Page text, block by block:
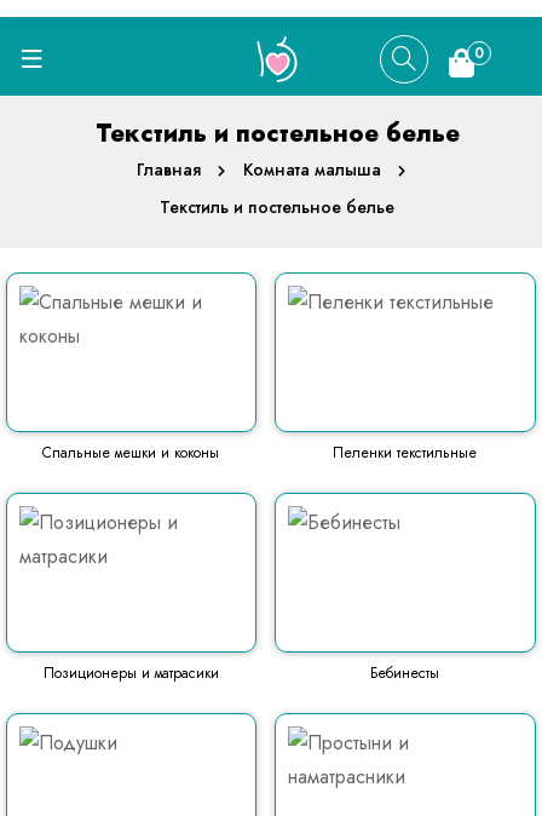
0
Текстиль и постельное белье
Главная
Комната малыша
Текстиль и постельное белье
Спальные мешки и коконы Пеленки текстильные
Позиционеры и матрасики Бебинесты